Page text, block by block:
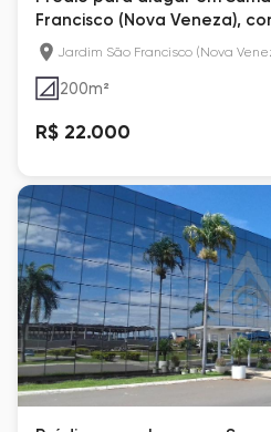
Francisco (Nova Veneza),
Jardim São Francisco (Nova
200m²
R$ 22.000